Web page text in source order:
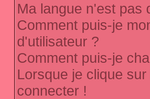
Ma langue n'est pas
Comment puis-je
d'utilisateur ?
Comment puis-je
Lorsque je clique
connecter !